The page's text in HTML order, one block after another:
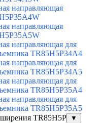
направляющая
направляющая
направляющая для
TR85H5P34A4
направляющая для
TR85H5P34A5
направляющая для
TR85H5P35A4
направляющая для
TR85H5P35A5
TR85H5P
▼